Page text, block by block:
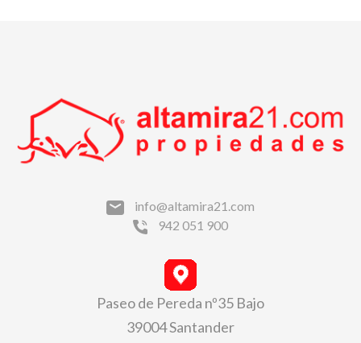
info@altamira21.com
942 051 900
Paseo de Pereda nº35 Bajo
39004 Santander